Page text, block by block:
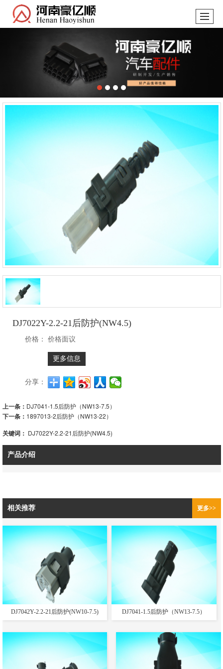
DJ7022Y-2.2-21后防护(NW4.5)
价格： 价格面议
更多信息
分享：
上一条： DJ7041-1.5后防护（NW13-7.5）
下一条： 1897013-2后防护（NW13-22）
关键词： DJ7022Y-2.2-21后防护(NW4.5)
产品介绍
相关推荐 更多>>
DJ7042Y-2.2-21后防护(NW10-7.5) DJ7041-1.5后防护（NW13-7.5）